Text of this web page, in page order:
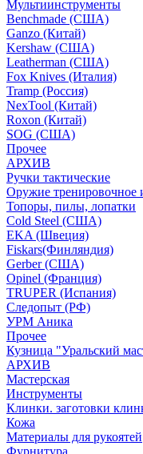
Мультиинструменты
Benchmade (США)
Ganzo (Китай)
Kershaw (США)
Leatherman (США)
Fox Knives (Италия)
Tramp (Россия)
NexTool (Китай)
Roxon (Китай)
SOG (США)
Прочее
АРХИВ
Ручки тактические
Оружие тренировочное
Топоры, пилы, лопатки
Cold Steel (США)
EKA (Швеция)
Fiskars(Финляндия)
Gerber (США)
Opinel (Франция)
TRUPER (Испания)
Следопыт (РФ)
УРМ Аника
Прочее
Кузница "Уральский
АРХИВ
Мастерская
Инструменты
Клинки. заготовки
Кожа
Материалы для рукоятей
Фурнитура